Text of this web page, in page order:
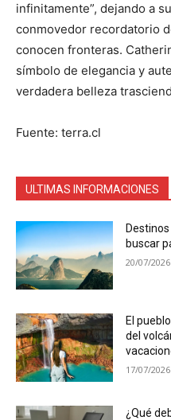
infinitamente”, dejando a
conmovedor recordatorio
conocen fronteras.
símbolo de elegancia y
verdadera belleza
Fuente: terra.cl
ULTIMAS INFORMACIONES
buscar
20/07/2026
El
del
17/07/2026
¿Qué